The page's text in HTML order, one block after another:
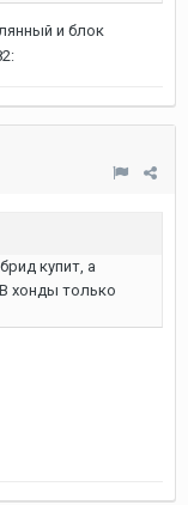
и блок
купит, а
хонды только